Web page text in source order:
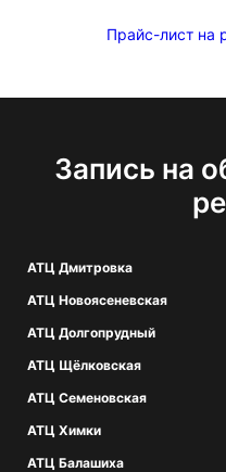
Прайс-лист на
Запись на
АТЦ Дмитровка
АТЦ Новоясеневская
АТЦ Долгопрудный
АТЦ Щёлковская
АТЦ Семеновская
АТЦ Химки
АТЦ Балашиха